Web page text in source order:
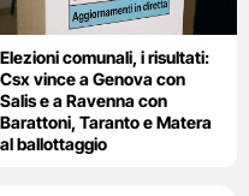
Elezioni comunali, i risultati:
Csx vince a Genova con
Salis e a Ravenna con
Barattoni, Taranto e Matera
al ballottaggio